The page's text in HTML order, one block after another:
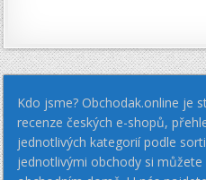
Kdo jsme? Obchodak.online je
recenze českých e-shopů,
jednotlivých kategorií podle
jednotlivými obchody si